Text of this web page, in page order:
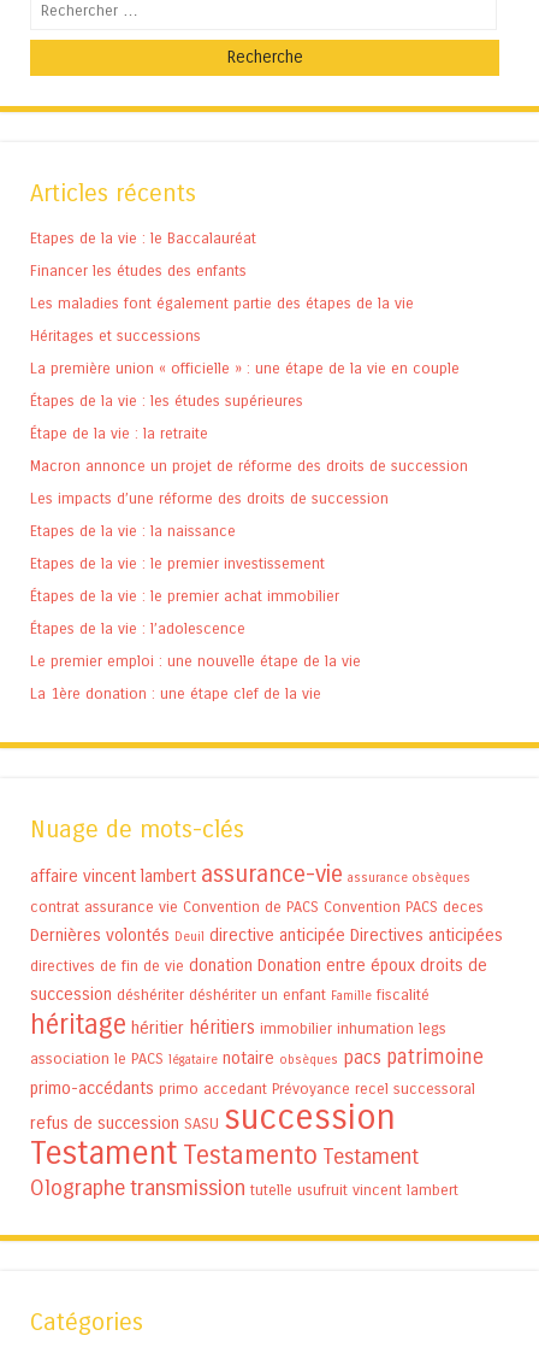
Recherche
Articles récents
Etapes de la vie : le Baccalauréat
Financer les études des enfants
Les maladies font également partie des étapes de la vie
Héritages et successions
La première union « officielle » : une étape de la vie en couple
Étapes de la vie : les études supérieures
Étape de la vie : la retraite
Macron annonce un projet de réforme des droits de succession
Les impacts d’une réforme des droits de succession
Etapes de la vie : la naissance
Etapes de la vie : le premier investissement
Étapes de la vie : le premier achat immobilier
Étapes de la vie : l’adolescence
Le premier emploi : une nouvelle étape de la vie
La 1ère donation : une étape clef de la vie
Nuage de mots-clés
affaire vincent lambert assurance-vie assurance obsèques
contrat assurance vie Convention de PACS Convention PACS deces
Dernières volontés Deuil directive anticipée Directives anticipées
directives de fin de vie donation Donation entre époux droits de
succession déshériter déshériter un enfant Famille fiscalité
héritage héritier héritiers immobilier inhumation legs
association le PACS légataire notaire obsèques pacs patrimoine
primo-accédants primo accedant Prévoyance recel successoral
refus de succession SASU succession
Testament Testamento Testament
Olographetransmission tutelle usufruit vincent lambert
Catégories